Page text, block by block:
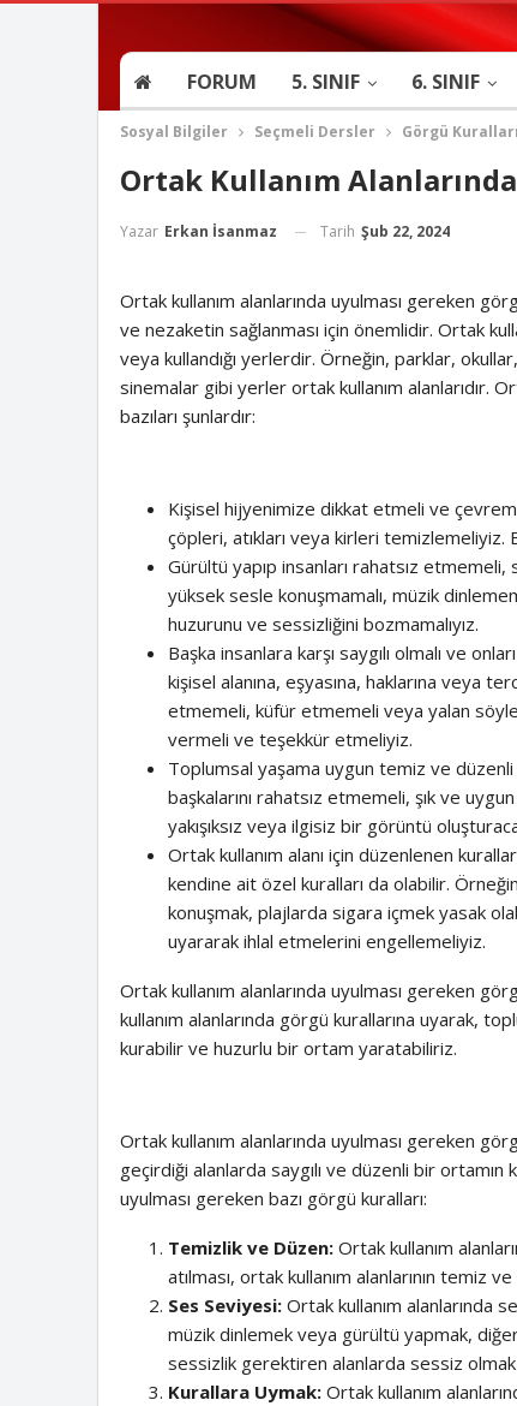
FORUM 5. SINIF 6. SINIF
Sosyal Bilgiler Seçmeli Dersler Görgü
Ortak Kullanım
Yazar Erkan İsanmaz Tarih Şub 22, 2024
Ortak kullanım alanlarında uyulması gereken
ve nezaketin sağlanması için önemlidir. Ortak
veya kullandığı yerlerdir. Örneğin, parklar,
sinemalar gibi yerler ortak kullanım alanlarıdır.
bazıları şunlardır:
Kişisel hijyenimize dikkat etmeli ve
çöpleri, atıkları veya kirleri temizlemeliyiz.
Gürültü yapıp insanları rahatsız etmemeli,
yüksek sesle konuşmamalı, müzik
huzurunu ve sessizliğini bozmamalıyız.
Başka insanlara karşı saygılı olmalı ve
kişisel alanına, eşyasına, haklarına veya
etmemeli, küfür etmemeli veya yalan
vermeli ve teşekkür etmeliyiz.
Toplumsal yaşama uygun temiz ve düzenli
başkalarını rahatsız etmemeli, şık ve
yakışıksız veya ilgisiz bir görüntü
Ortak kullanım alanı için düzenlenen
kendine ait özel kuralları da olabilir.
konuşmak, plajlarda sigara içmek yasak
uyararak ihlal etmelerini engellemeliyiz.
Ortak kullanım alanlarında uyulması gereken
kullanım alanlarında görgü kurallarına uyarak,
kurabilir ve huzurlu bir ortam yaratabiliriz.
Ortak kullanım alanlarında uyulması gereken
geçirdiği alanlarda saygılı ve düzenli bir ortamın
uyulması gereken bazı görgü kuralları:
Temizlik ve Düzen:Ortak kullanım
atılması, ortak kullanım alanlarının temiz
Ses Seviyesi:Ortak kullanım alanlarında
müzik dinlemek veya gürültü yapmak,
sessizlik gerektiren alanlarda sessiz
Kurallara Uymak:Ortak kullanım